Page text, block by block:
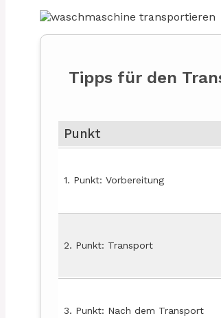
Tipps für den
Punkt
1. Punkt: Vorbereitung
2. Punkt: Transport
3. Punkt: Nach dem Transport